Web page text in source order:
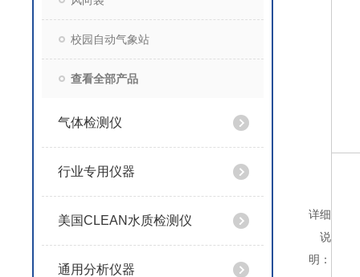
校园自动气象站
查看全部产品
气体检测仪
行业专用仪器
美国CLEAN水质检测仪
通用分析仪器
详细
说
明：